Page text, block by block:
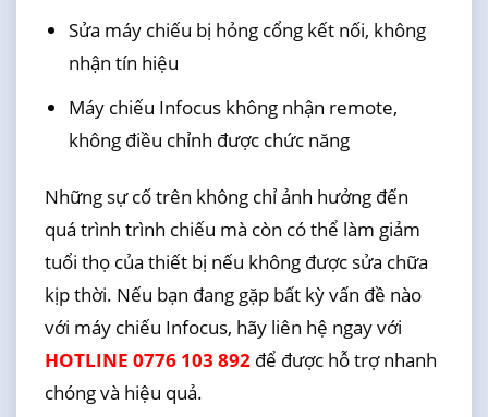
Sửa máy chiếu bị hỏng cổng kết nối, không
nhận tín hiệu
Máy chiếu Infocus không nhận remote,
không điều chỉnh được chức năng
Những sự cố trên không chỉ ảnh hưởng đến
quá trình trình chiếu mà còn có thể làm giảm
tuổi thọ của thiết bị nếu không được sửa chữa
kịp thời. Nếu bạn đang gặp bất kỳ vấn đề nào
với máy chiếu Infocus, hãy liên hệ ngay với
HOTLINE 0776 103 892để được hỗ trợ nhanh
chóng và hiệu quả.